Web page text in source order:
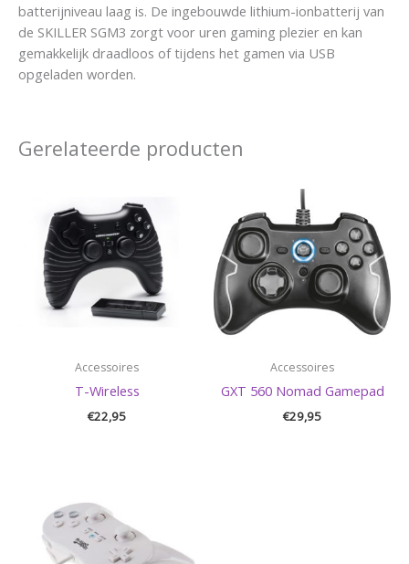
batterijniveau laag is. De ingebouwde lithium-ionbatterij van
de SKILLER SGM3 zorgt voor uren gaming plezier en kan
gemakkelijk draadloos of tijdens het gamen via USB
opgeladen worden.
Gerelateerde producten
Accessoires
T-Wireless
€22,95
Accessoires
GXT 560 Nomad Gamepad
€29,95